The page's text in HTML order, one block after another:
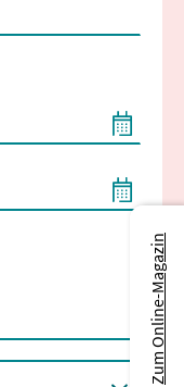
mindestens 2 Zeichen
Zum Online-Magazin